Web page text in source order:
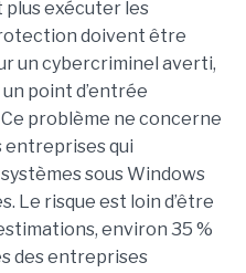
plus exécuter les
doivent être
un cybercriminel averti,
point d’entrée
problème ne concerne
entreprises qui
sous Windows
Le risque est loin d’être
environ 35 %
des entreprises